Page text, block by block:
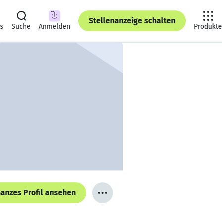
Suche Anmelden
Stellenanzeige schalten
Produkte
Profil ansehen